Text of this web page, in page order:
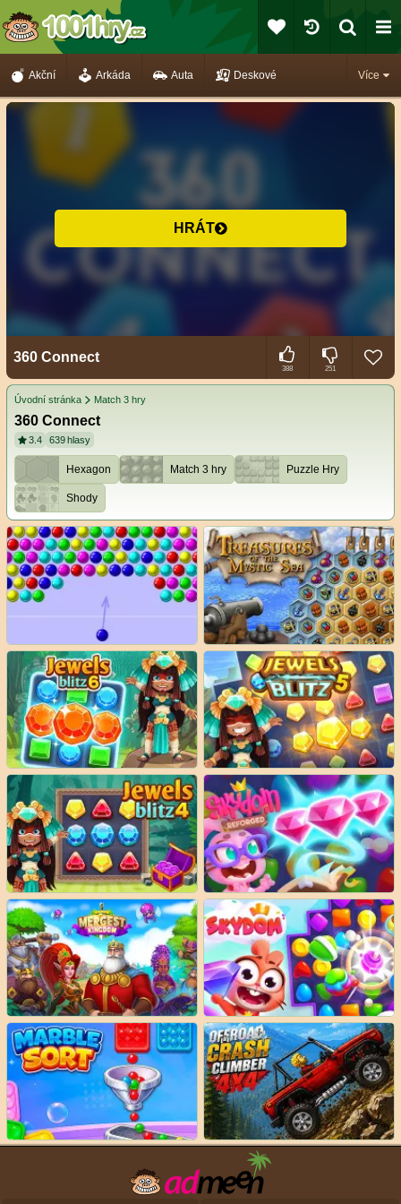
Více
Akční Arkáda Auta Deskové
HRÁT
360 Connect
388 251
Úvodní stránka Match 3 hry
360 Connect
3.4 639 hlasy
Hexagon Match 3 hry Puzzle Hry
Shody